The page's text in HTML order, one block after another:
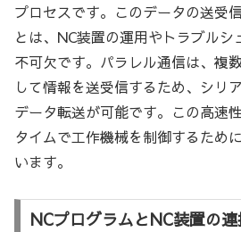
プロセスです。このデータの送受
とは、NC装置の運用やトラブルシ
不可欠です。パラレル通信は、複
して情報を送受信するため、シリ
データ転送が可能です。この高速
タイムで工作機械を制御するため
います。
NCプログラムとNC装置の